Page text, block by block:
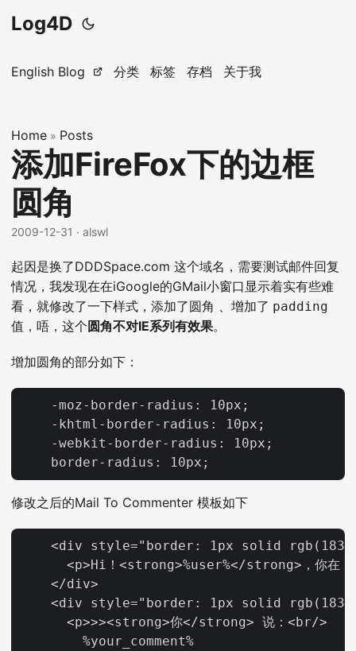
Log4D
English Blog 分类 标签 存档 关于我
Home » Posts
添加FireFox下的边框
圆角
2009-12-31 · alswl
起因是换了DDDSpace.com 这个域名，需要测试邮件回复
情况，我发现在在iGoogle的GMail小窗口显示着实有些难
看，就修改了一下样式，添加了圆角 、增加了 padding
值，唔，这个 圆角不对IE系列有效果。
增加圆角的部分如下：
    -moz-border-radius: 10px;
    -khtml-border-radius: 10px;
    -webkit-border-radius: 10px;
修改之后的Mail To Commenter 模板如下
<div style="border: 1px solid
<p>Hi！<strong>%user%</strong>，你在
    </div>
<div style="border: 1px solid
      <p>>><strong>你</strong> 说：<br/>
        %your_comment%